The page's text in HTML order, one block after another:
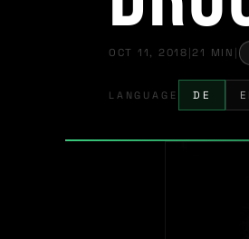
OCT 11, 2018 |21 MIN
LANGUAGE DE